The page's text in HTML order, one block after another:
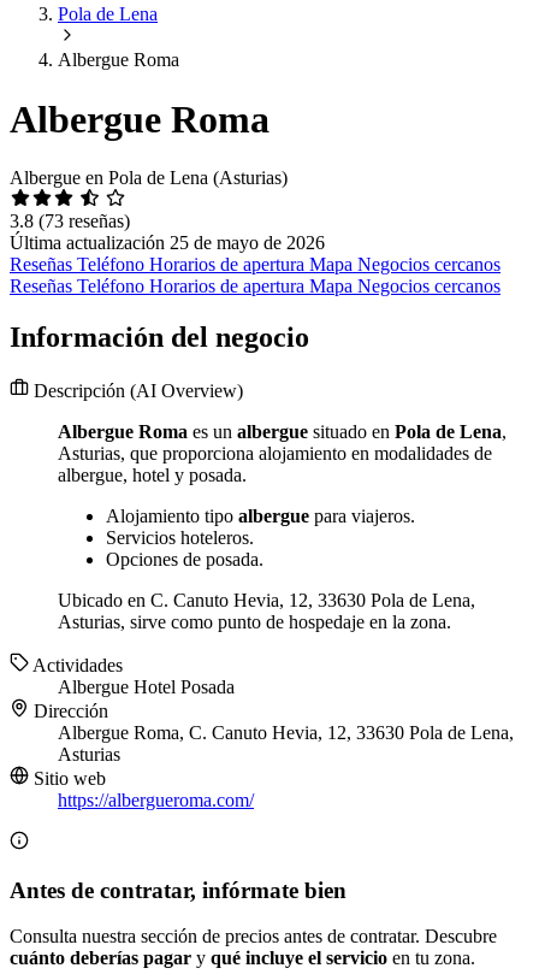
Pola de Lena
Albergue Roma
Albergue Roma
Albergue en Pola de Lena (Asturias)
3.8 (73 reseñas)
Última actualización 25 de mayo de 2026
Reseñas Teléfono Horarios de apertura Mapa Negocios cercanos
Reseñas Teléfono Horarios de apertura Mapa Negocios cercanos
Información del negocio
Descripción (AI Overview)
Albergue Roma es un albergue situado en Pola de Lena,
Asturias, que proporciona alojamiento en modalidades de
albergue, hotel y posada.
Alojamiento tipo albergue para viajeros.
Servicios hoteleros.
Opciones de posada.
Ubicado en C. Canuto Hevia, 12, 33630 Pola de Lena,
Asturias, sirve como punto de hospedaje en la zona.
Actividades
Albergue Hotel Posada
Dirección
Albergue Roma, C. Canuto Hevia, 12, 33630 Pola de Lena,
Asturias
Sitio web
https://albergueroma.com/
Antes de contratar, infórmate bien
Consulta nuestra sección de precios antes de contratar. Descubre
cuánto deberías pagar y qué incluye el servicio en tu zona.